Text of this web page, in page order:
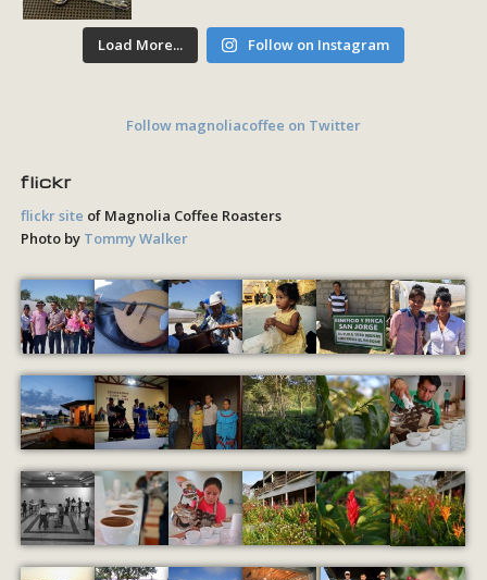
Load More... Follow on Instagram
Follow magnoliacoffee on Twitter
flickr
flickr site of Magnolia Coffee Roasters
Photo by Tommy Walker